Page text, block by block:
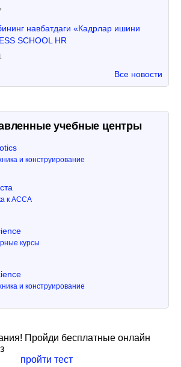
навбатдаги «Кадрлар ишини
SCHOOL HR
Все новости
учебные центры
и конструирование
к ACCA
курсы
и конструирование
Пройди бесплатные онлайн
пройти тест